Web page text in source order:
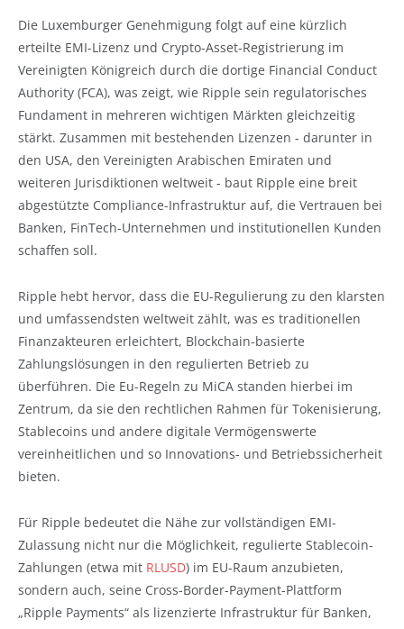
Die Luxemburger Genehmigung folgt auf eine kürzlich
erteilte EMI-Lizenz und Crypto-Asset-Registrierung im
Vereinigten Königreich durch die dortige Financial Conduct
Authority (FCA), was zeigt, wie Ripple sein regulatorisches
Fundament in mehreren wichtigen Märkten gleichzeitig
stärkt. Zusammen mit bestehenden Lizenzen - darunter in
den USA, den Vereinigten Arabischen Emiraten und
weiteren Jurisdiktionen weltweit - baut Ripple eine breit
abgestützte Compliance-Infrastruktur auf, die Vertrauen bei
Banken, FinTech-Unternehmen und institutionellen Kunden
schaffen soll.
Ripple hebt hervor, dass die EU-Regulierung zu den klarsten
und umfassendsten weltweit zählt, was es traditionellen
Finanzakteuren erleichtert, Blockchain-basierte
Zahlungslösungen in den regulierten Betrieb zu
überführen. Die Eu-Regeln zu MiCA standen hierbei im
Zentrum, da sie den rechtlichen Rahmen für Tokenisierung,
Stablecoins und andere digitale Vermögenswerte
vereinheitlichen und so Innovations- und Betriebssicherheit
bieten.
Für Ripple bedeutet die Nähe zur vollständigen EMI-
Zulassung nicht nur die Möglichkeit, regulierte Stablecoin-
Zahlungen (etwa mit RLUSD) im EU-Raum anzubieten,
sondern auch, seine Cross-Border-Payment-Plattform
„Ripple Payments“ als lizenzierte Infrastruktur für Banken,